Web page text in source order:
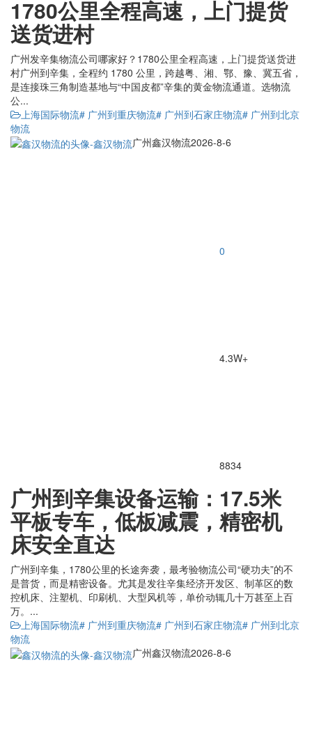
1780公里全程高速，上门提货
送货进村
广州发辛集物流公司哪家好？1780公里全程高速，上门提货送货进
村广州到辛集，全程约 1780 公里，跨越粤、湘、鄂、豫、冀五省，
是连接珠三角制造基地与“中国皮都”辛集的黄金物流通道。选物流
公...
上海国际物流# 广州到重庆物流# 广州到石家庄物流# 广州到北京
物流
广州鑫汉物流2026-8-6
0
4.3W+
8834
广州到辛集设备运输：17.5米
平板专车，低板减震，精密机
床安全直达
广州到辛集，1780公里的长途奔袭，最考验物流公司“硬功夫”的不
是普货，而是精密设备。尤其是发往辛集经济开发区、制革区的数
控机床、注塑机、印刷机、大型风机等，单价动辄几十万甚至上百
万。...
上海国际物流# 广州到重庆物流# 广州到石家庄物流# 广州到北京
物流
广州鑫汉物流2026-8-6